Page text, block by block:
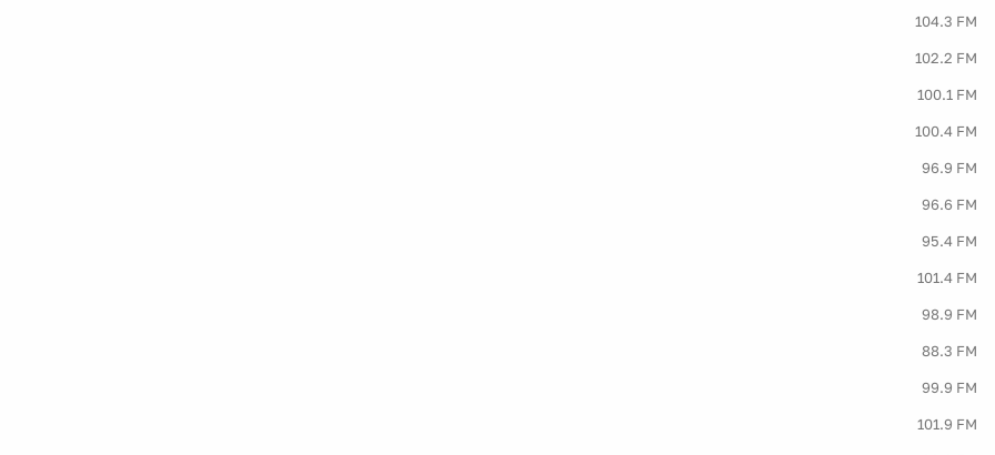
104.3 FM
102.2 FM
100.1 FM
100.4 FM
96.9 FM
96.6 FM
95.4 FM
101.4 FM
98.9 FM
88.3 FM
99.9 FM
101.9 FM